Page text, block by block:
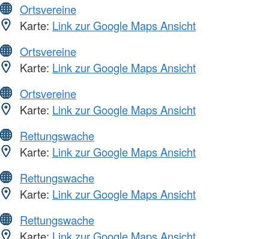
Ortsvereine
Karte: Link zur Google Maps Ansicht
Ortsvereine
Karte: Link zur Google Maps Ansicht
Ortsvereine
Karte: Link zur Google Maps Ansicht
Rettungswache
Karte: Link zur Google Maps Ansicht
Rettungswache
Karte: Link zur Google Maps Ansicht
Rettungswache
Karte: Link zur Google Maps Ansicht